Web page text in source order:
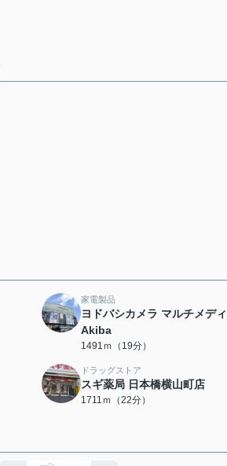
家電製品
ヨドバシカメラ マルチメデ
Akiba
1491ｍ（19分）
ドラッグストア
スギ薬局 日本橋横山町店
1711ｍ（22分）